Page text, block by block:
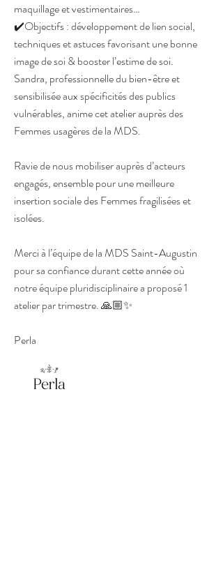
maquillage et vestimentaires…
✔️Objectifs : développement de lien social,
techniques et astuces favorisant une bonne
image de soi & booster l’estime de soi.
Sandra, professionnelle du bien-être et
sensibilisée aux spécificités des publics
vulnérables, anime cet atelier auprès des
Femmes usagères de la MDS.
Ravie de nous mobiliser auprès d’acteurs
engagés, ensemble pour une meilleure
insertion sociale des Femmes fragilisées et
isolées.
Merci à l’équipe de la MDS Saint-Augustin
pour sa confiance durant cette année où
notre équipe pluridisciplinaire a proposé 1
atelier par trimestre. 🙏🏼✨
Perla